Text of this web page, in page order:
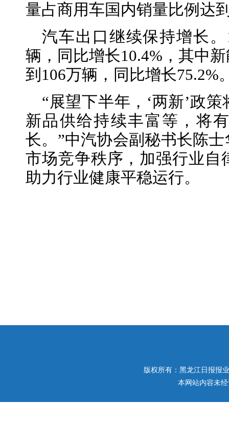
量占商用车国内销量比例达
汽车出口继续保持增长
辆，同比增长10.4%，其中
到106万辆，同比增长75.2%
“展望下半年，‘两新’政
新品供给持续丰富等，将
长。”中汽协会副秘书长陈
市场竞争秩序，加强行业自
助力行业健康平稳运行。
版权所有：黑龙江日报报
本网站内容未